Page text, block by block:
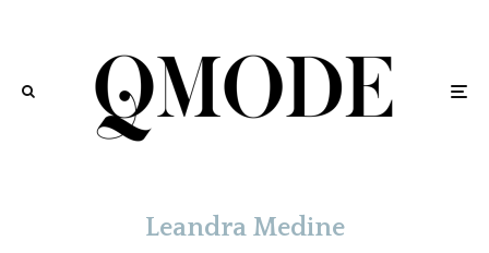
Leandra Medine